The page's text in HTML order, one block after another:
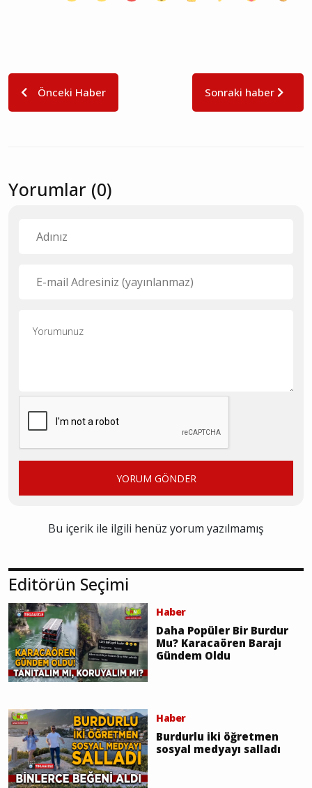
Önceki Haber Sonraki haber
Yorumlar (0)
YORUM GÖNDER
Bu içerik ile ilgili henüz yorum yazılmamış
Editörün Seçimi
Haber
Daha Popüler Bir Burdur
Mu? Karacaören Barajı
Gündem Oldu
Haber
Burdurlu iki öğretmen
sosyal medyayı salladı